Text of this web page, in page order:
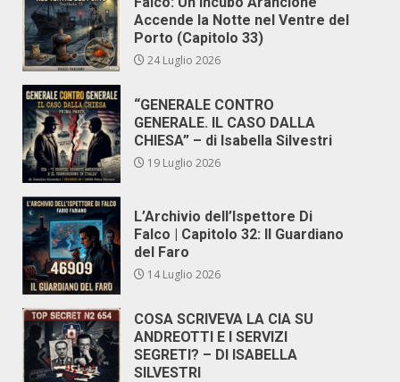
Accende la Notte nel Ventre del
Porto (Capitolo 33)
24 Luglio 2026
“GENERALE CONTRO
GENERALE. IL CASO DALLA
CHIESA” – di Isabella Silvestri
19 Luglio 2026
L’Archivio dell’Ispettore Di
Falco | Capitolo 32: Il Guardiano
del Faro
14 Luglio 2026
COSA SCRIVEVA LA CIA SU
ANDREOTTI E I SERVIZI
SEGRETI? – DI ISABELLA
SILVESTRI